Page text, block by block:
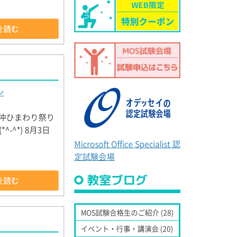
読む
ひまわり祭り
^*) 8月3日
読む
Microsoft Office Specialist 認
定試験会場
教室ブログ
MOS試験合格生のご紹介 (28)
イベント・行事・講演会 (20)